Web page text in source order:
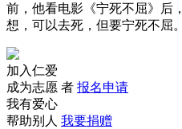
前，他看电影《宁死不屈》后
想，可以去死，但要宁死不屈
加入仁爱
成为志愿 者 报名申请
我有爱心
帮助别人 我要捐赠